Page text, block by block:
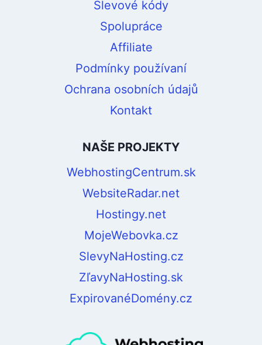
Slevové kódy
Spolupráce
Affiliate
Podmínky používaní
Ochrana osobních údajů
Kontakt
NAŠE PROJEKTY
WebhostingCentrum.sk
WebsiteRadar.net
Hostingy.net
MojeWebovka.cz
SlevyNaHosting.cz
ZľavyNaHosting.sk
ExpirovanéDomény.cz